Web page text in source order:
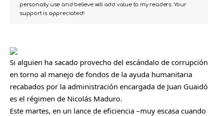
personally use and believe will add value to my readers. Your
support is appreciated!
Si alguien ha sacado provecho del escándalo de corrupción
en torno al manejo de fondos de la ayuda humanitaria
recabados por la administración encargada de Juan Guaidó
es el régimen de Nicolás Maduro.
Este martes, en un lance de eficiencia –muy escasa cuando